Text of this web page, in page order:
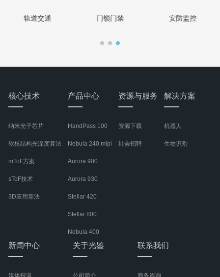
轨道交通 门锁门禁 安防监控
核心技术
纳米光子芯片
软核结构光深度算法
mToF方案
sToF技术
3D应用算法
产品中心
HandPass 100
Nebula 240 mipi
Aurora 900
Aurora 930
Stellar 420
Stellar 800
Nebula 400
资源与服务
资源下载
社会招聘
解决方案
机器人
生物识别
新闻中心
媒体报道
关于光鉴
公司简介
联系我们
商务咨询